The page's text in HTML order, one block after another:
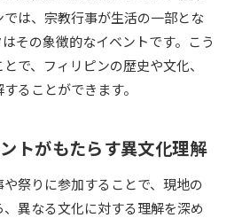
は、宗教行事が生活の一部とな
その象徴的なイベントです。こう
で、フィリピンの歴史や文化、
ることができます。
トがもたらす異文化理解
祭りに参加することで、現地の
異なる文化に対する理解を深め